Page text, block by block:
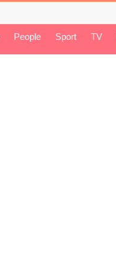
People Sport TV